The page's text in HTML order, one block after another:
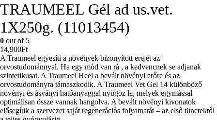
TRAUMEEL Gél ad us.vet.
1X250g. (11013454)
0 out of 5
14,900Ft
A Traumeel egyesíti a növények bizonyított erejét az
orvostudománnyal. Ha egy mód van rá , a kedvencnek se adjanak
szintetikusat. A Traumeel Heel a bevált növényi erőre és az
orvostudományra támaszkodik. A Traumeel Vet Gel 14 különböző
növényi és ásványi hatóanyaggal nyűgöz le, melyek egymással
optimálisan össze vannak hangolva. A bevált növényi kivonatok
elősegítik a szervezet saját regenerációs folyamatát – az első tünetektől